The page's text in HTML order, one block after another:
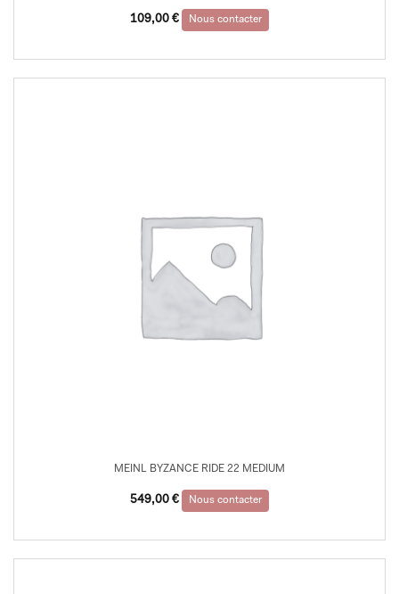
109,00 € Nous contacter
MEINL BYZANCE RIDE 22 MEDIUM
549,00 € Nous contacter